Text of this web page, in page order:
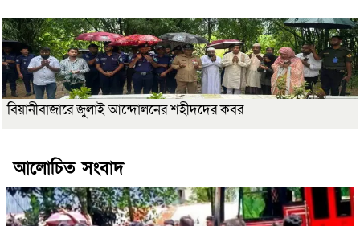
বিয়ানীবাজারে জুলাই আন্দোলনের শহীদদের কবর
আলোচিত সংবাদ